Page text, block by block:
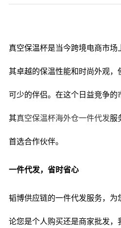
真空保温杯是当今跨境电商市场
其卓越的保温性能和时尚外观，
可少的伴侣。在这个日益竞争的
其真空保温杯海外仓一件代发服
首选合作伙伴。
一件代发，省时省心
韬博供应链的一件代发服务，为
论您是个人购买还是商家批发，